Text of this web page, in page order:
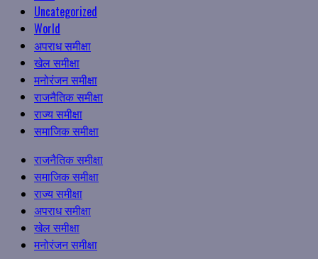
Uncategorized
World
अपराध समीक्षा
खेल समीक्षा
मनोरंजन समीक्षा
राजनैतिक समीक्षा
राज्य समीक्षा
समाजिक समीक्षा
Primary
Menu
राजनैतिक समीक्षा
समाजिक समीक्षा
राज्य समीक्षा
अपराध समीक्षा
खेल समीक्षा
मनोरंजन समीक्षा